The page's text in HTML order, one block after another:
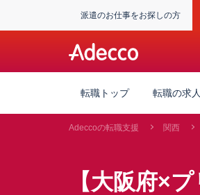
派遣のお仕事をお探しの方
転職トップ 転職の求
Adeccoの転職支援 関西
【大阪府×